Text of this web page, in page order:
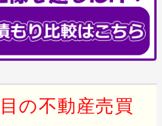
の不動産売買